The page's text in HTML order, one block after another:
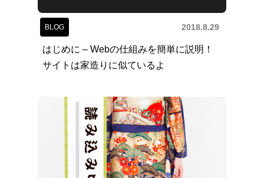
BLOG 2018.8.29
はじめに – Webの仕組みを簡単に説明！
サイトは家造りに似ているよ